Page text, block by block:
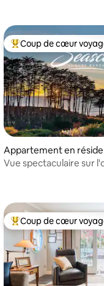
sur 5sur la base de
Coups de cœur
Coup de cœur
Appartement en
Aptos
Vue spectaculaire sur
Coups de cœur
Coup de cœur